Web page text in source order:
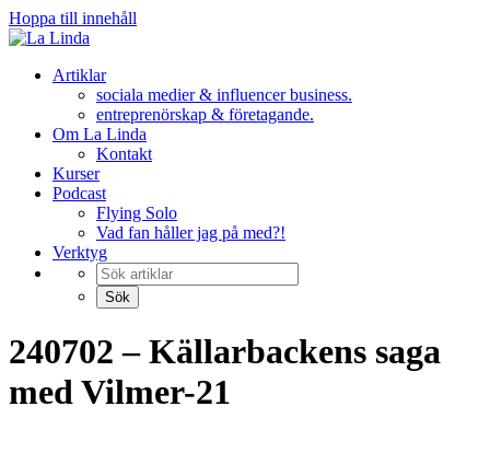
Hoppa till innehåll
Artiklar
sociala medier & influencer business.
entreprenörskap & företagande.
Om La Linda
Kontakt
Kurser
Podcast
Flying Solo
Vad fan håller jag på med?!
Verktyg
240702 – Källarbackens saga
med Vilmer-21